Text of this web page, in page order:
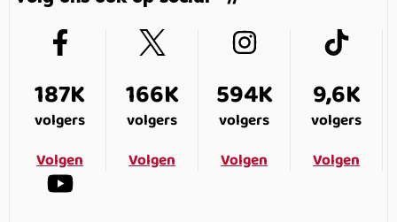
187K
volgers
Volgen
166K
volgers
Volgen
594K
volgers
Volgen
9,6K
volgers
Volgen